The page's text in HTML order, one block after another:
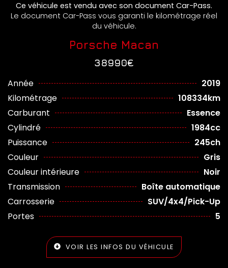
Ce véhicule est vendu avec son document Car-Pass.
Le document Car-Pass vous garanti le kilométrage réel
du véhicule.
Porsche Macan
38990€
Année
2019
Kilométrage
108334km
Carburant
Essence
Cylindré
1984cc
Puissance
245ch
Couleur
Gris
Couleur intérieure
Noir
Transmission
Boîte automatique
Carrosserie
SUV/4x4/Pick-Up
Portes
5
VOIR LES INFOS DU VÉHICULE